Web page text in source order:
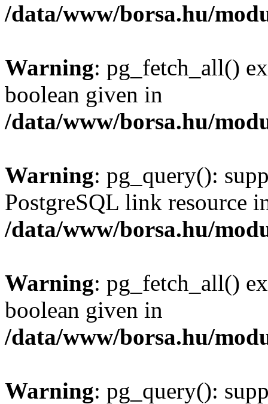
/data/www/borsa.hu/
Warning: pg_fetch_all()
boolean given in
/data/www/borsa.hu/
Warning: pg_query():
PostgreSQL link resource
/data/www/borsa.hu/
Warning: pg_fetch_all()
boolean given in
/data/www/borsa.hu/
Warning: pg_query():